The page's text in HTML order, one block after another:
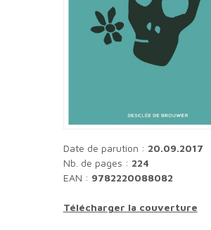
Date de parution : 20.09.2017
Nb. de pages : 224
EAN : 9782220088082
Télécharger la couverture